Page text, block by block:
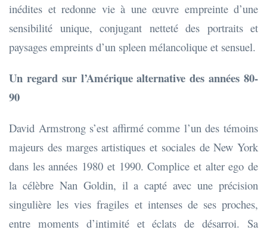
inédites et redonne vie à une œuvre empreinte d’une
sensibilité unique, conjugant netteté des portraits et
paysages empreints d’un spleen mélancolique et sensuel.
Un regard sur l’Amérique alternative des années 80-
90
David Armstrong s’est affirmé comme l’un des témoins
majeurs des marges artistiques et sociales de New York
dans les années 1980 et 1990. Complice et alter ego de
la célèbre Nan Goldin, il a capté avec une précision
singulière les vies fragiles et intenses de ses proches,
entre moments d’intimité et éclats de désarroi. Sa